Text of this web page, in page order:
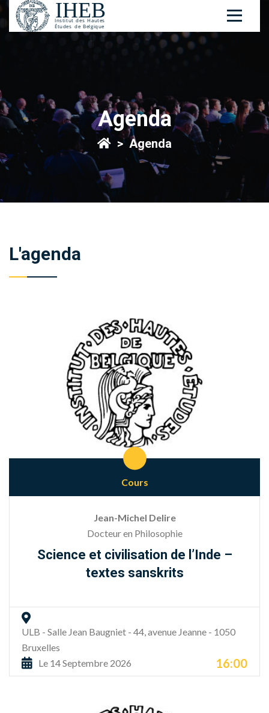
Agenda
Agenda
L'agenda
Cours
Jean-Michel Delire
Docteur en Philosophie
Science et civilisation de l’Inde –
textes sanskrits
ULB - Salle Jean Baugniet - 44, avenue Jeanne - 1050
Bruxelles
Le 14 Septembre 2026
16:00